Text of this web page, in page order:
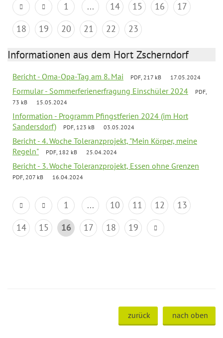
1 ... 14 15 16
17
18
19 20 21 22 23
Informationen aus dem Hort Zscherndorf
Bericht - Oma-Opa-Tag am 8. Mai PDF, 217 kB 17.05.2024
Formular - Sommerferienerfragung Einschüler 2024
PDF,
73 kB
15.05.2024
Information - Programm Pfingstferien 2024 (im Hort
Sandersdorf)
PDF, 123 kB 03.05.2024
Bericht - 4. Woche Toleranzprojekt, "Mein Körper, meine
Regeln"
PDF, 182 kB 25.04.2024
Bericht - 3. Woche Toleranzprojekt, Essen ohne Grenzen
PDF, 207 kB 16.04.2024
1 ... 10 11 12
13
14
15 16 17 18 19
zurück nach oben